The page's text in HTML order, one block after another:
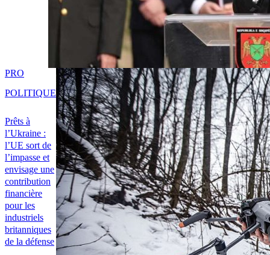
Prêts à
l’Ukraine :
l’UE sort de
l’impasse et
envisage une
contribution
financière
pour les
industriels
britanniques
de la défense
PRO
POLITIQUE